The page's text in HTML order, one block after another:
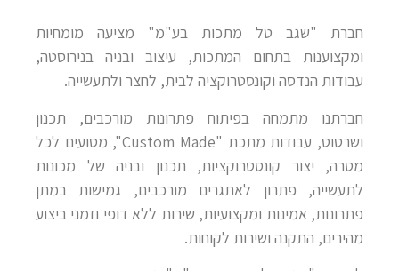
חברת "שגב טל מתכות בע"מ" מציעה מומחיות
ומקצוענות בתחום המתכות, עיצוב ובניה בנירוסטה,
עבודות הנדסה וקונסטרוקציה לבית, לחצר ולתעשייה.
חברתנו מתמחה בפיתוח פתרונות מורכבים, תכנון
ושרטוט, עבודות מתכת "Custom Made", מסועים לכל
מטרה, יצור קונסטרוקציות, תכנון ובניה של מכונות
לתעשייה, פתרון לאתגרים מורכבים, גמישות במתן
פתרונות, אמינות ומקצועיות, שירות ללא דופי וזמני ביצוע
מהירים, התקנה ושירות לקוחות.